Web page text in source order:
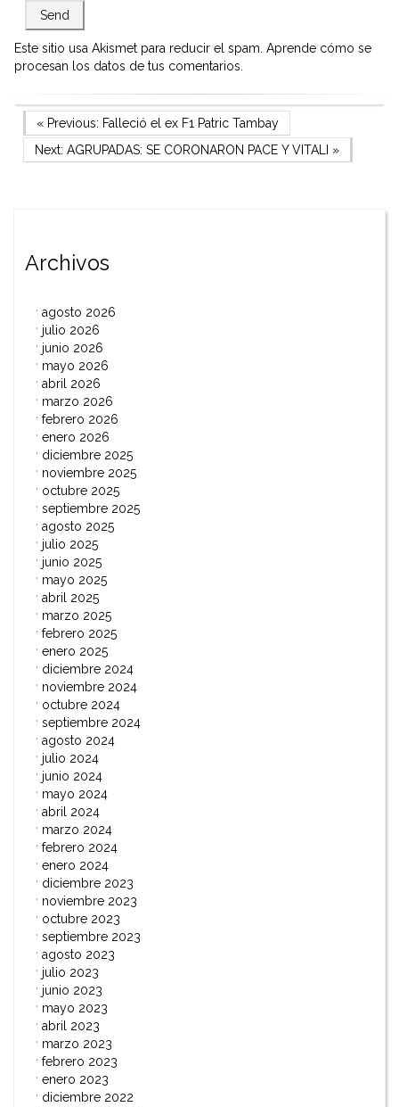
Este sitio usa Akismet para reducir el spam. Aprende cómo se
procesan los datos de tus comentarios.
Navegación
de
Previous Post
« Previous: Falleció el ex F1 Patric Tambay
Next Post
Next: AGRUPADAS: SE CORONARON PACE Y VITALI »
Archivos
agosto 2026
julio 2026
junio 2026
mayo 2026
abril 2026
marzo 2026
febrero 2026
enero 2026
diciembre 2025
noviembre 2025
octubre 2025
septiembre 2025
agosto 2025
julio 2025
junio 2025
mayo 2025
abril 2025
marzo 2025
febrero 2025
enero 2025
diciembre 2024
noviembre 2024
octubre 2024
septiembre 2024
agosto 2024
julio 2024
junio 2024
mayo 2024
abril 2024
marzo 2024
febrero 2024
enero 2024
diciembre 2023
noviembre 2023
octubre 2023
septiembre 2023
agosto 2023
julio 2023
junio 2023
mayo 2023
abril 2023
marzo 2023
febrero 2023
enero 2023
diciembre 2022